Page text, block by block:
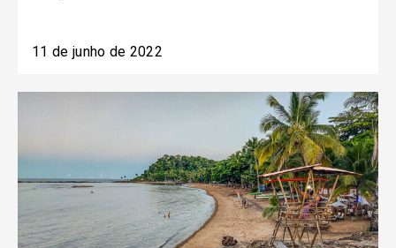
11 de junho de 2022